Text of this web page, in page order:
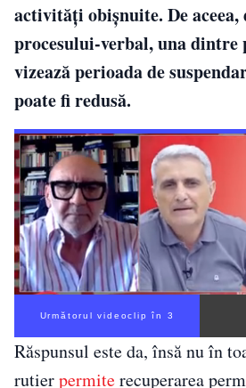
activități obișnuite. De
procesului-verbal, una
vizează perioada de
poate fi redusă.
Următorul videoclip în 1
Răspunsul este da, însă nu în
rutierpermiterecuperarea